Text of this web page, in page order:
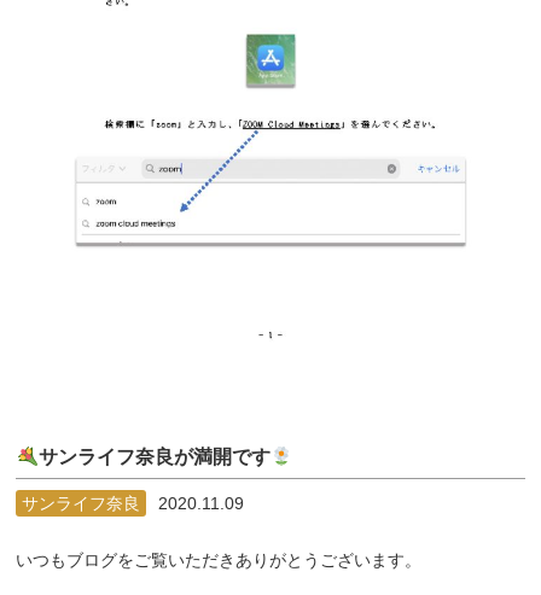
サンライフ奈良が満開です
サンライフ奈良 2020.11.09
いつもブログをご覧いただきありがとうございます。